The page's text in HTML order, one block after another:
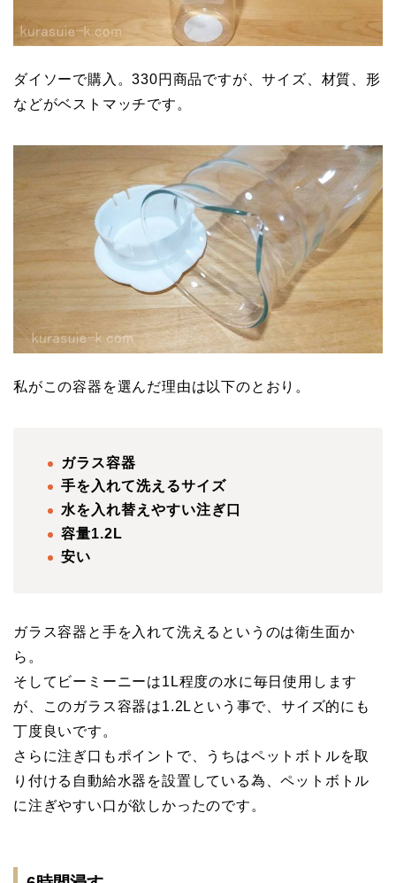
ダイソーで購入。330円商品ですが、サイズ、材質、形
などがベストマッチです。
私がこの容器を選んだ理由は以下のとおり。
ガラス容器
手を入れて洗えるサイズ
水を入れ替えやすい注ぎ口
容量1.2L
安い
ガラス容器と手を入れて洗えるというのは衛生面か
ら。
そしてビーミーニーは1L程度の水に毎日使用します
が、このガラス容器は1.2Lという事で、サイズ的にも
丁度良いです。
さらに注ぎ口もポイントで、うちはペットボトルを取
り付ける自動給水器を設置している為、ペットボトル
に注ぎやすい口が欲しかったのです。